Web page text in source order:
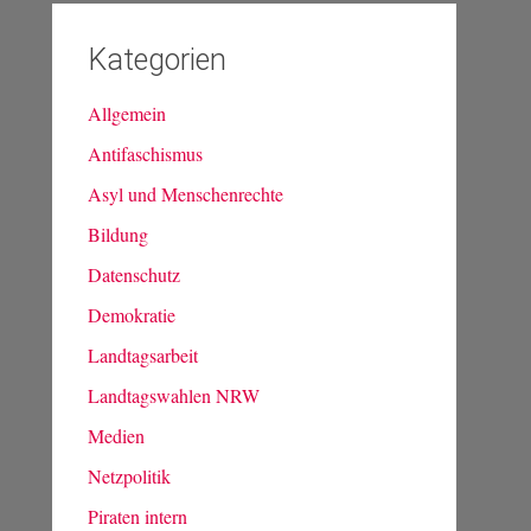
Kategorien
Allgemein
Antifaschismus
Asyl und Menschenrechte
Bildung
Datenschutz
Demokratie
Landtagsarbeit
Landtagswahlen NRW
Medien
Netzpolitik
Piraten intern